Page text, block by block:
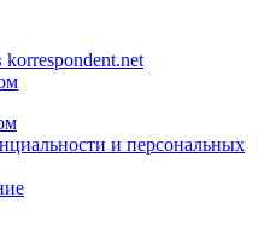
и персональных